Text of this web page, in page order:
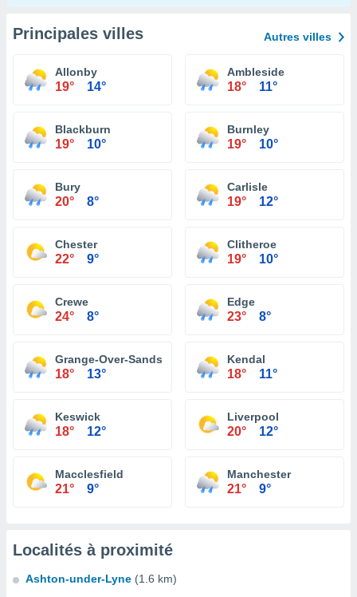
Principales villes Autres villes
Allonby
19° 14°
Ambleside
18° 11°
Blackburn
19° 10°
Burnley
19° 10°
Bury
20° 8°
Carlisle
19° 12°
Chester
22° 9°
Clitheroe
19° 10°
Crewe
24° 8°
Edge
23° 8°
Grange-Over-Sands
18° 13°
Kendal
18° 11°
Keswick
18° 12°
Liverpool
20° 12°
Macclesfield
21° 9°
Manchester
21° 9°
Localités à proximité
Ashton-under-Lyne (1.6 km)